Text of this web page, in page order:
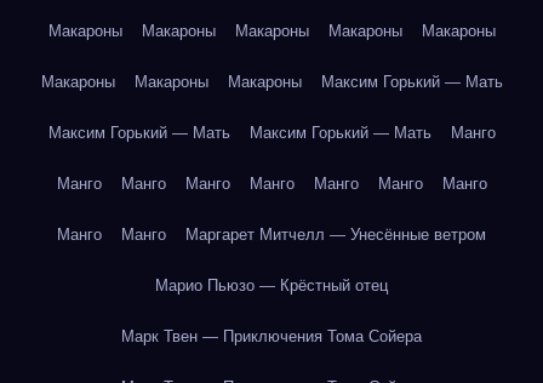
Макароны Макароны Макароны Макароны Макароны
Макароны Макароны Макароны Максим Горький — Мать
Максим Горький — Мать Максим Горький — Мать Манго
Манго Манго Манго Манго Манго Манго Манго
Манго Манго Маргарет Митчелл — Унесённые ветром
Марио Пьюзо — Крёстный отец
Марк Твен — Приключения Тома Сойера